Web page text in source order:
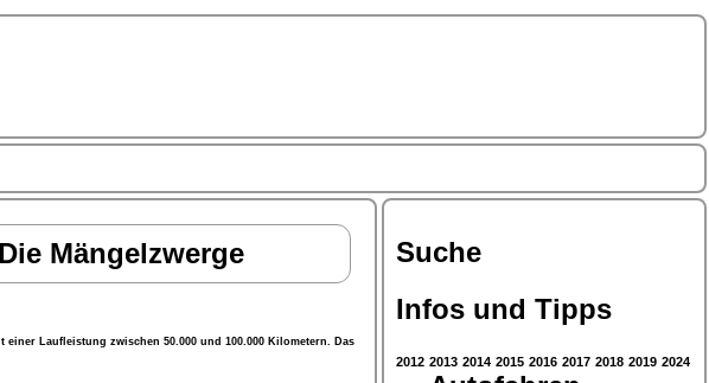
Mängelzwerge
Laufleistung zwischen 50.000 und 100.000 Kilometern. Das
Suche
Infos und Tipps
2012 2013 2014 2015 2016 2017 2018 2019 2024